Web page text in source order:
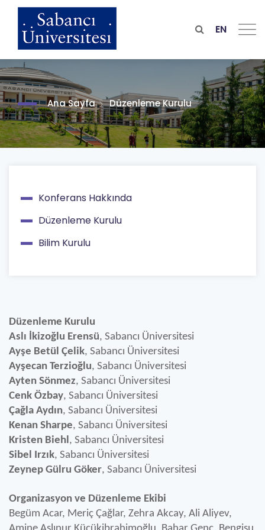
Skip
main
content
EN
Ana Sayfa Düzenleme Kurulu
Main
navigation
Konferans Hakkında
Düzenleme Kurulu
Bilim Kurulu
Düzenleme Kurulu
Aslı İkizoğlu Erensü, Sabancı Üniversitesi
Ayşe Betül Çelik, Sabancı Üniversitesi
Ayşecan Terzioğlu, Sabancı Üniversitesi
Ayten Sönmez, Sabancı Üniversitesi
Cenk Özbay, Sabancı Üniversitesi
Çağla Aydın, Sabancı Üniversitesi
Kenan Sharpe, Sabancı Üniversitesi
Kristen Biehl, Sabancı Üniversitesi
Sibel Irzık, Sabancı Üniversitesi
Zeynep Gülru Göker, Sabancı Üniversitesi
Organizasyon ve Düzenleme Ekibi
Begüm Acar, Meriç Çağlar, Zehra Akcay, Ali Aliyev,